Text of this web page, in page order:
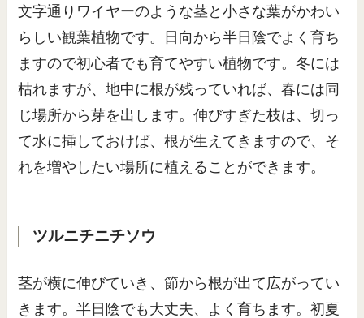
文字通りワイヤーのような茎と小さな葉がかわい
らしい観葉植物です。日向から半日陰でよく育ち
ますので初心者でも育てやすい植物です。冬には
枯れますが、地中に根が残っていれば、春には同
じ場所から芽を出します。伸びすぎた枝は、切っ
て水に挿しておけば、根が生えてきますので、そ
れを増やしたい場所に植えることができます。
ツルニチニチソウ
茎が横に伸びていき、節から根が出て広がってい
きます。半日陰でも大丈夫、よく育ちます。初夏